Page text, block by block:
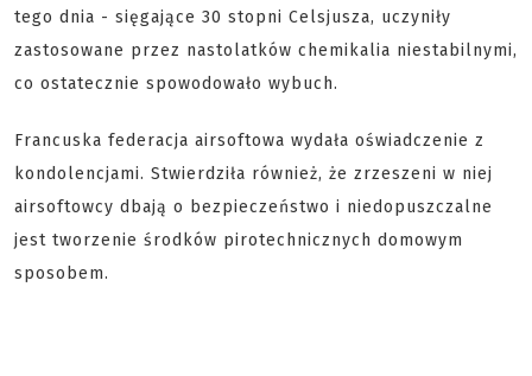
tego dnia - sięgające 30 stopni Celsjusza, uczyniły
zastosowane przez nastolatków chemikalia niestabilnymi,
co ostatecznie spowodowało wybuch.
Francuska federacja airsoftowa wydała oświadczenie z
kondolencjami. Stwierdziła również, że zrzeszeni w niej
airsoftowcy dbają o bezpieczeństwo i niedopuszczalne
jest tworzenie środków pirotechnicznych domowym
sposobem.